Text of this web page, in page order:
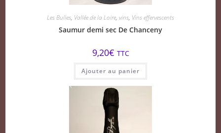
Les Bulles, Vallée de la Loire, vins, Vins effervescents
Saumur demi sec De Chanceny
9,20€ TTC
Ajouter au panier